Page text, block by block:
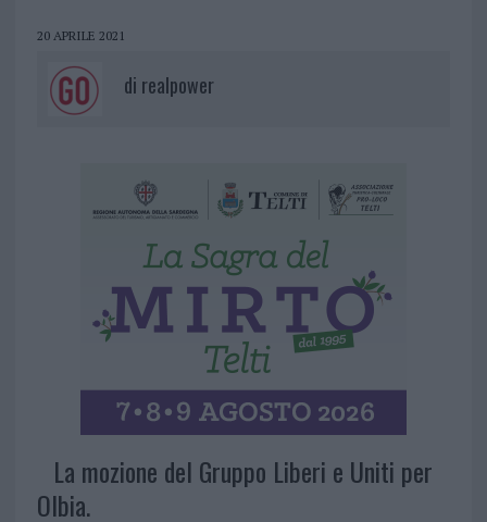
20 APRILE 2021
di realpower
La mozione del Gruppo Liberi e Uniti per
Olbia.